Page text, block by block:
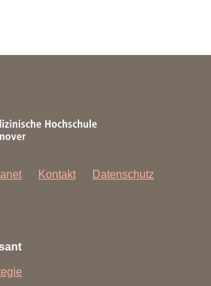
Kontakt
Datenschutz